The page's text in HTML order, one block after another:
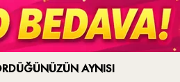
AYNISI